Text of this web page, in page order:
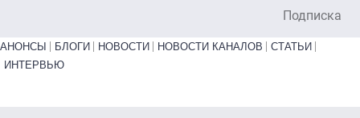
Подписка
Primary links bottom
АНОНСЫ БЛОГИ НОВОСТИ НОВОСТИ КАНАЛОВ
СТАТЬИ
ИНТЕРВЬЮ